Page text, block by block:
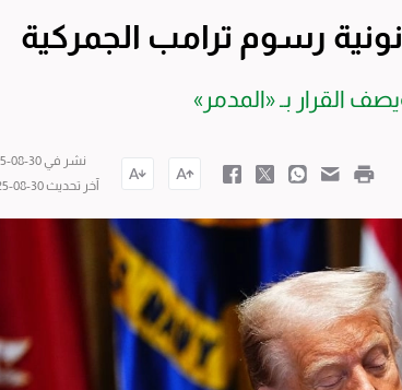
رسوم ترامب الجمركية
القرار بـ «المدمر»
نشر في 30-08-2025 | 11:02
آخر تحديث 30-08-2025 | 17:38